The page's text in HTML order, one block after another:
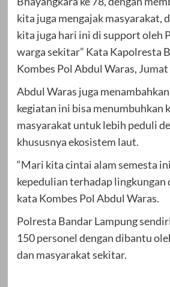
kita juga mengajak masyarakat,
kita juga hari ini di support oleh
warga sekitar” Kata Kapolresta
Kombes Pol Abdul Waras,
Abdul Waras juga
kegiatan ini bisa menumbuhkan
masyarakat untuk lebih peduli
khususnya ekosistem laut.
“Mari kita cintai alam semesta
kepedulian terhadap lingkungan
kata Kombes Pol Abdul Waras.
Polresta Bandar Lampung
150 personel dengan dibantu
dan masyarakat sekitar.